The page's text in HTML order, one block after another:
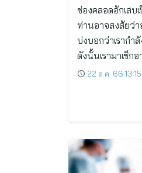
ช่องคลอดอักเสบ
ท่านอาจสงสัยว่
บ่งบอกว่าเรากำ
ดังนั้นเรามาเช็ก
22 ต.ค. 66 13:15